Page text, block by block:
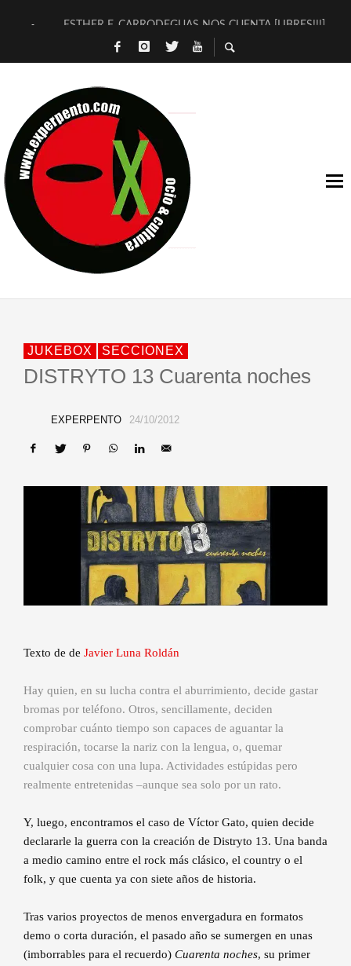
ESTHER F. CARRODEGUAS NOS CUENTA [LIBRES!!!]
[TERRA DE GUAPES] DE SANDRA MONFORT
TIMBRE 4, LA ESCUELA DEL DIRECTOR TEATRAL CLAUDIO
30 AÑOS (NO ES NADA) DE LA KATARSIS DEL TOMATAZO
MILITARES JUDÍAS EN #EXVITA
D’BALDOMEROS REINVENTAN [BITÁCORA 3.0] EN EXVITA
MARSHALL FLASH PRESENTA EN EXVITA [RELATIVA
JOFRE BARDAGÍ EN EXVITA INTERPRETANDO A SERRAT
JUKEBOX SECCIONEX
DISTRYTO 13 Cuarenta noches
EXPERPENTO 24/10/2012
Texto de de Javier Luna Roldán
Hay quien, en su lucha contra el aburrimiento, decide gastar
bromas por teléfono. Otros, sencillamente, deciden
comprobar cuánto tiempo son capaces de aguantar la
respiración, tocarse la nariz con la lengua, o, quemar
cualquier cosa con una lupa. Actividades estúpidas pero
realmente entretenidas –aunque sea solo por un rato.
Y, luego, encontramos el caso de Víctor Gato, quien decide
declararle la guerra con la creación de Distryto 13. Una banda
a medio camino entre el rock más clásico, el country o el
folk, y que cuenta ya con siete años de historia.
Tras varios proyectos de menos envergadura en formatos
demo o corta duración, el pasado año se sumergen en unas
(imborrables para el recuerdo) Cuarenta noches, su primer